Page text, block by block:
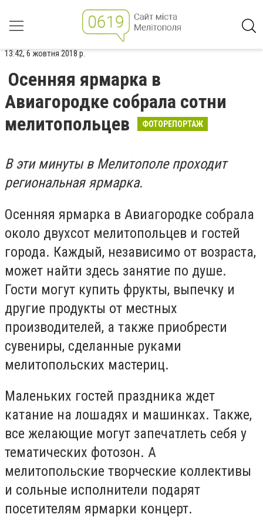
13:42, 6 жовтня 2018 р.
Осенняя ярмарка в
Авиагородке собрала сотни
мелитопольцев
ФОТОРЕПОРТАЖ
В эти минуты в Мелитополе проходит
региональная ярмарка.
Осенняя ярмарка в Авиагородке собрала
около двухсот мелитопольцев и гостей
города. Каждый, независимо от возраста,
может найти здесь занятие по душе.
Гости могут купить фрукты, выпечку и
другие продукты от местных
производителей, а также приобрести
сувениры, сделанные руками
мелитопольских мастериц.
Маленьких гостей праздника ждет
катание на лошадях и машинках. Также,
все желающие могут запечатлеть себя у
тематических фотозон. А
мелитопольские творческие коллективы
и сольные исполнители подарят
посетителям ярмарки концерт.